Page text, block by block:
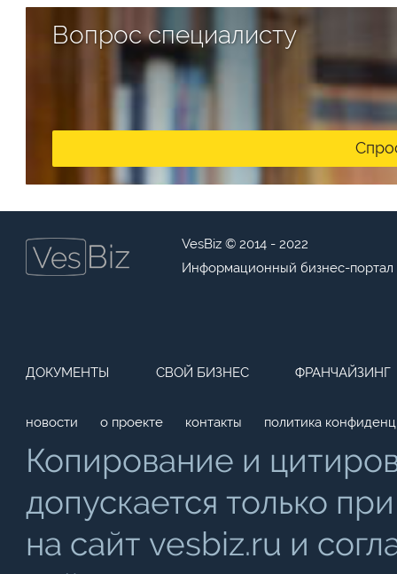
Вопрос специалисту
VesBiz © 2014 - 2022
Информационный бизнес-портал
ДОКУМЕНТЫ СВОЙ БИЗНЕС ФРАНЧАЙЗИНГ
новости о проекте контакты политика
Копирование и
допускается только
на сайт vesbiz.ru и